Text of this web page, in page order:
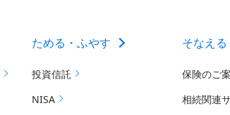
ためる・ふやす
投資信託
NISA
そなえる
保険のご
相続関連